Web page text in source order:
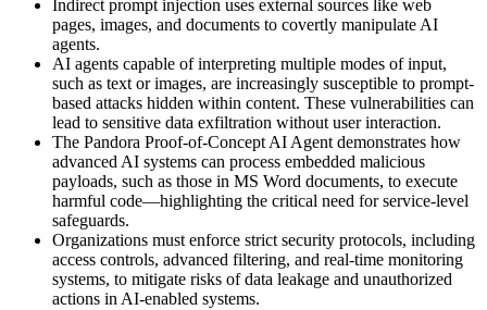
Indirect prompt injection uses external sources like web
pages, images, and documents to covertly manipulate AI
agents.
AI agents capable of interpreting multiple modes of input,
such as text or images, are increasingly susceptible to prompt-
based attacks hidden within content. These vulnerabilities can
lead to sensitive data exfiltration without user interaction.
The Pandora Proof-of-Concept AI Agent demonstrates how
advanced AI systems can process embedded malicious
payloads, such as those in MS Word documents, to execute
harmful code—highlighting the critical need for service-level
safeguards.
Organizations must enforce strict security protocols, including
access controls, advanced filtering, and real-time monitoring
systems, to mitigate risks of data leakage and unauthorized
actions in AI-enabled systems.